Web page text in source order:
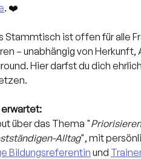
. ❤️
Stammtisch ist offen für alle
– unabhängig von Herkunft,
Hier darfst du dich
erwartet:
über das Thema "
Alltag", mit
Bildungsreferentin und